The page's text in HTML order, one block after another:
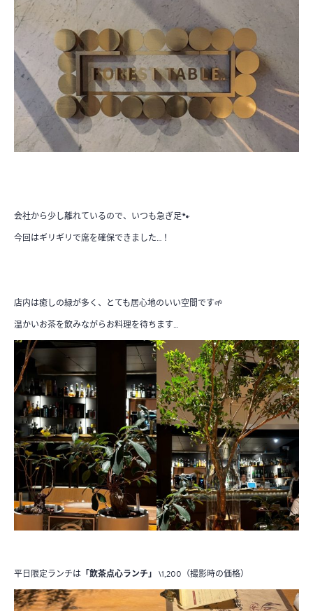
会社から少し離れているので、いつも急ぎ足🐾
今回はギリギリで席を確保できました…！
店内は癒しの緑が多く、とても居心地のいい空間です🌱
温かいお茶を飲みながらお料理を待ちます…
平日限定ランチは 「飲茶点心ランチ」 \1,200（撮影時の価格）